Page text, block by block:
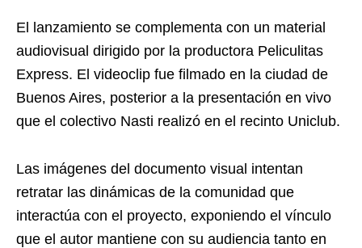
El lanzamiento se complementa con un material
audiovisual dirigido por la productora Peliculitas
Express. El videoclip fue filmado en la ciudad de
Buenos Aires, posterior a la presentación en vivo
que el colectivo Nasti realizó en el recinto Uniclub.
Las imágenes del documento visual intentan
retratar las dinámicas de la comunidad que
interactúa con el proyecto, exponiendo el vínculo
que el autor mantiene con su audiencia tanto en